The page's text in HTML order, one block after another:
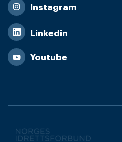
Instagram
Linkedin
Youtube